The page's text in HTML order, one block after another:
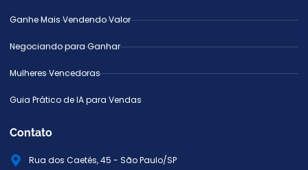
Ganhe Mais Vendendo Valor
Negociando para Ganhar
Mulheres Vencedoras
Guia Prático de IA para Vendas
Contato
Rua dos Caetés, 45 - São Paulo/SP